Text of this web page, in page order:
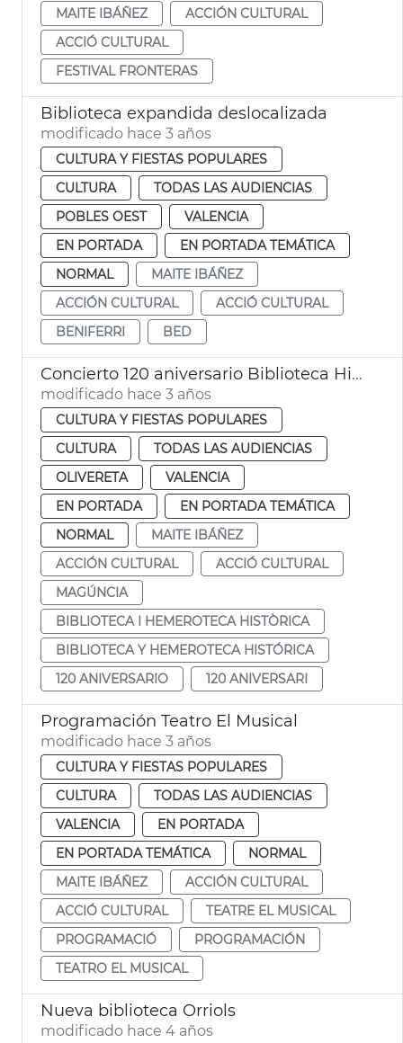
MAITE IBÁÑEZ
ACCIÓN CULTURAL
ACCIÓ CULTURAL
FESTIVAL FRONTERAS
Biblioteca expandida deslocalizada
modificado hace 3 años
CULTURA Y FIESTAS POPULARES
CULTURA
TODAS LAS AUDIENCIAS
POBLES OEST
VALENCIA
EN PORTADA
EN PORTADA TEMÁTICA
NORMAL
MAITE IBÁÑEZ
ACCIÓN CULTURAL
ACCIÓ CULTURAL
BENIFERRI
BED
Concierto 120 aniversario Biblioteca Histórica Municipal
modificado hace 3 años
CULTURA Y FIESTAS POPULARES
CULTURA
TODAS LAS AUDIENCIAS
OLIVERETA
VALENCIA
EN PORTADA
EN PORTADA TEMÁTICA
NORMAL
MAITE IBÁÑEZ
ACCIÓN CULTURAL
ACCIÓ CULTURAL
MAGÚNCIA
BIBLIOTECA I HEMEROTECA HISTÒRICA
BIBLIOTECA Y HEMEROTECA HISTÓRICA
120 ANIVERSARIO
120 ANIVERSARI
Programación Teatro El Musical
modificado hace 3 años
CULTURA Y FIESTAS POPULARES
CULTURA
TODAS LAS AUDIENCIAS
VALENCIA
EN PORTADA
EN PORTADA TEMÁTICA
NORMAL
MAITE IBÁÑEZ
ACCIÓN CULTURAL
ACCIÓ CULTURAL
TEATRE EL MUSICAL
PROGRAMACIÓ
PROGRAMACIÓN
TEATRO EL MUSICAL
Nueva biblioteca Orriols
modificado hace 4 años